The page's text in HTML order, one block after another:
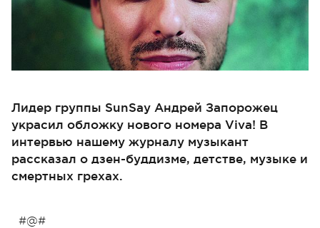
Лидер группы SunSay Андрей Запорожец
украсил обложку нового номера Viva! В
интервью нашему журналу музыкант
рассказал о дзен-буддизме, детстве, музыке и
смертных грехах.
#@#